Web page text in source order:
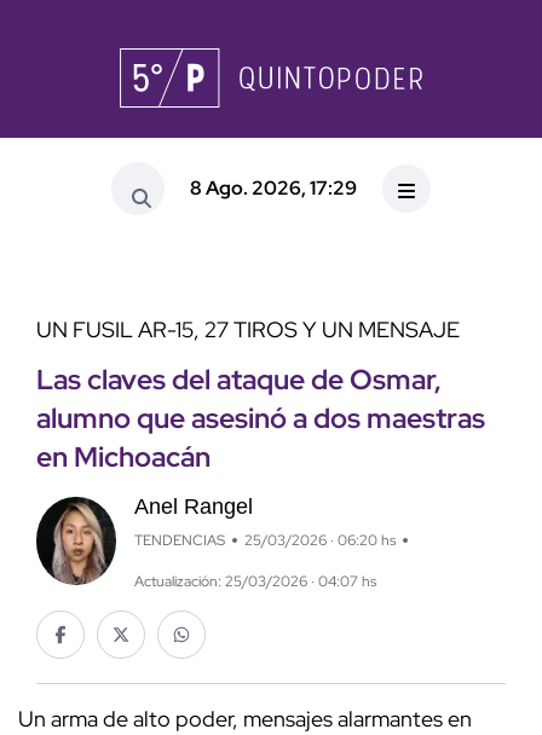
8 Ago. 2026, 17:29
UN FUSIL AR-15, 27 TIROS Y UN MENSAJE
Las claves del ataque de Osmar,
alumno que asesinó a dos maestras
en Michoacán
Anel Rangel
TENDENCIAS 25/03/2026 · 06:20 hs
Actualización: 25/03/2026 · 04:07 hs
Un arma de alto poder, mensajes alarmantes en